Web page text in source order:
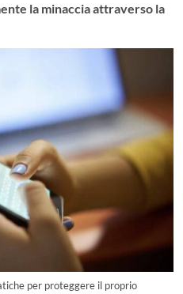
la minaccia attraverso la
per proteggere il proprio